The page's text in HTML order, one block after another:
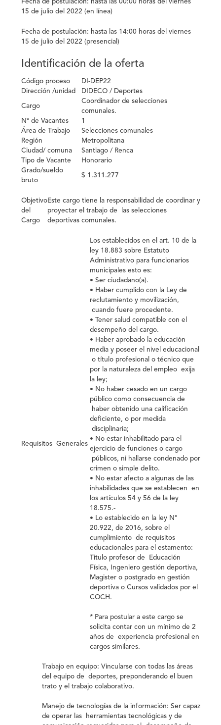
Fecha de postulación: hasta las 00:00 horas del viernes
15 de julio del 2022 (en línea)
Fecha de postulación: hasta las 14:00 horas del viernes
15 de julio del 2022 (presencial)
Identificación de la oferta
Código proceso
DI-DEP22
Dirección /unidad
DIDECO / Deportes
Cargo
Coordinador de selecciones
comunales.
Nº de Vacantes
1
Área de Trabajo
Selecciones comunales
Región
Metropolitana
Ciudad/ comuna
Santiago / Renca
Tipo de Vacante
Honorario
Grado/sueldo
bruto
$ 1.311.277
Objetivo
del
Cargo
Este cargo tiene la responsabilidad de coordinar y
proyectar el trabajo de las selecciones
deportivas comunales.
Requisitos Generales
Los establecidos en el art. 10 de la
ley 18.883 sobre Estatuto
Administrativo para funcionarios
municipales esto es:
• Ser ciudadano(a).
• Haber cumplido con la Ley de
reclutamiento y movilización,
cuando fuere procedente.
• Tener salud compatible con el
desempeño del cargo.
• Haber aprobado la educación
media y poseer el nivel educacional
o título profesional o técnico que
por la naturaleza del empleo exija
la ley;
• No haber cesado en un cargo
público como consecuencia de
haber obtenido una calificación
deficiente, o por medida
disciplinaria;
• No estar inhabilitado para el
ejercicio de funciones o cargo
públicos, ni hallarse condenado por
crimen o simple delito.
• No estar afecto a algunas de las
inhabilidades que se establecen en
los artículos 54 y 56 de la ley
18.575.-
• Lo establecido en la ley N°
20.922, de 2016, sobre el
cumplimiento de requisitos
educacionales para el estamento:
Titulo profesor de Educación
Física, Ingeniero gestión deportiva,
Magister o postgrado en gestión
deportiva o Cursos validados por el
COCH.
* Para postular a este cargo se
solicita contar con un mínimo de 2
años de experiencia profesional en
cargos similares.
Trabajo en equipo: Vincularse con todas las áreas
del equipo de deportes, preponderando el buen
trato y el trabajo colaborativo.
Manejo de tecnologías de la información: Ser capaz
de operar las herramientas tecnológicas y de